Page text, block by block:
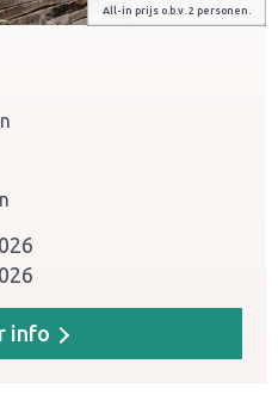
All-in prijs o.b.v. 2 personen.
info